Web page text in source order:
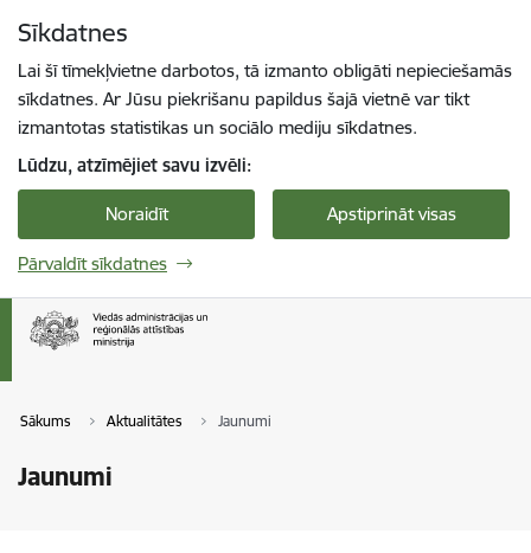
Sīkdatnes
Lai šī tīmekļvietne darbotos, tā izmanto obligāti nepieciešamās
sīkdatnes. Ar Jūsu piekrišanu papildus šajā vietnē var tikt
izmantotas statistikas un sociālo mediju sīkdatnes.
Lūdzu, atzīmējiet savu izvēli:
Noraidīt Apstiprināt visas
Pārvaldīt sīkdatnes
Sākums Aktualitātes Jaunumi
Jaunumi